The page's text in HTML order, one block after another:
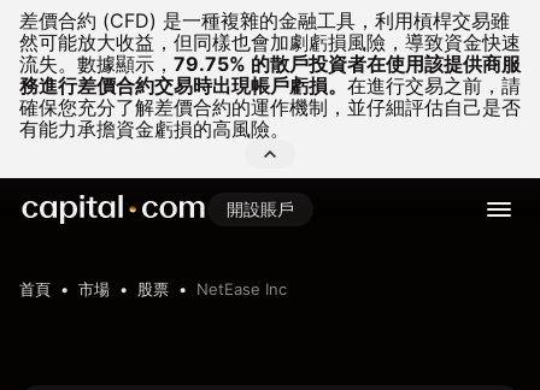
差價合約 (CFD) 是一種複雜的金融工具，利用槓桿交易雖
然可能放大收益，但同樣也會加劇虧損風險，導致資金快速
流失。 數據顯示， 79.75% 的散戶投資者在使用該提供商服
務進行差價合約交易時出現帳戶虧損。 在進行交易之前，請
確保您充分了解差價合約的運作機制，並仔細評估自己是否
有能力承擔資金虧損的高風險。
開設賬戶
首頁 市場 股票 NetEase Inc